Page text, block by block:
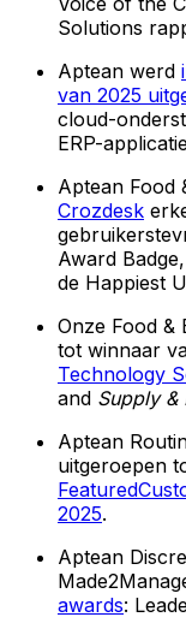
Solutions
Aptean werd
van 2025
cloud-
ERP-
Aptean Food
Crozdesk
Award
de Happiest
Onze Food &
tot winnaar
Technology
and Supply &
Aptean
uitgeroepen
2025.
Aptean
awards: